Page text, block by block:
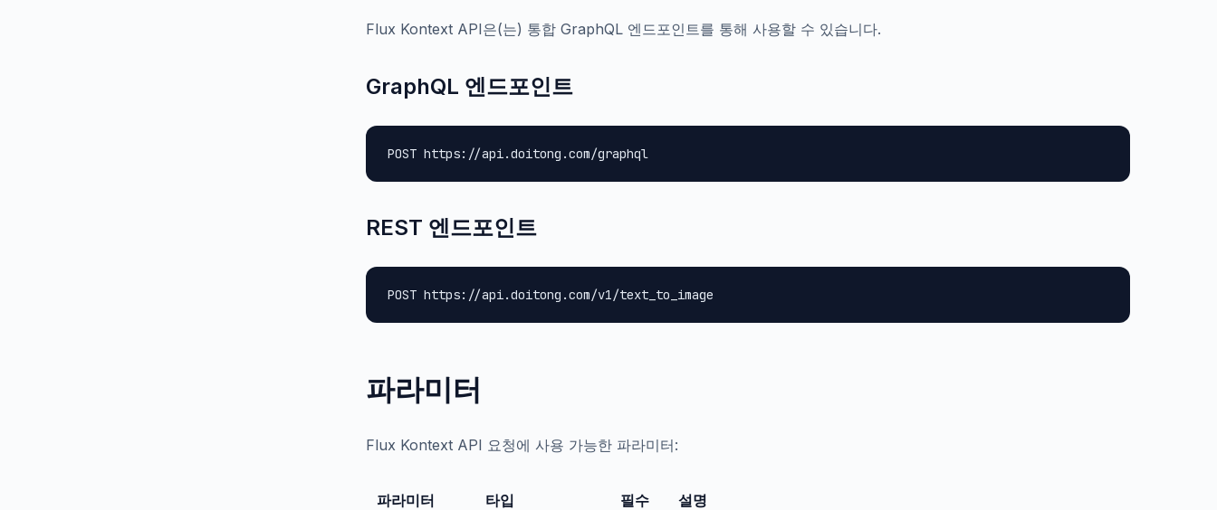
Flux Kontext API은(는) 통합 GraphQL 엔드포인트를 통해 사용할 수 있습니다.
GraphQL 엔드포인트
POST https://api.doitong.com/graphql
REST 엔드포인트
POST https://api.doitong.com/v1/text_to_image
파라미터
Flux Kontext API 요청에 사용 가능한 파라미터:
파라미터 타입 필수 설명